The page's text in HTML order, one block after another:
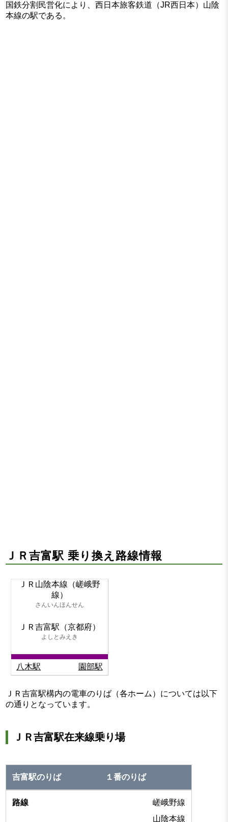
国鉄分割民営化により、西日本旅客鉄道（JR西日本）山陰
本線の駅である。
ＪＲ吉富駅 乗り換え路線情報
ＪＲ山陰本線（嵯峨野
線）
さんいんほんせん
ＪＲ吉富駅（京都府）
よしとみえき
八木駅 園部駅
ＪＲ吉富駅構内の電車のりば（各ホーム）については以下
の通りとなっています。
ＪＲ吉富駅在来線乗り場
１番のりば
嵯峨野線
山陰本線